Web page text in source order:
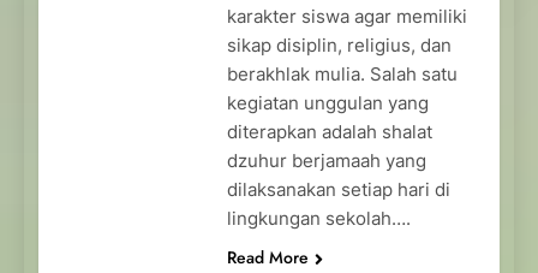
karakter siswa agar memiliki
sikap disiplin, religius, dan
berakhlak mulia. Salah satu
kegiatan unggulan yang
diterapkan adalah shalat
dzuhur berjamaah yang
dilaksanakan setiap hari di
lingkungan sekolah….
Read More